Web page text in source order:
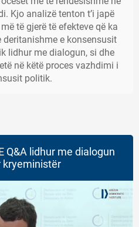
Kjo analizë tenton t’i japë
të gjerë të efekteve që ka
deritanishme e konsensusit
lidhur me dialogun, si dhe
në këtë proces vazhdimi i
politik.
Q&A lidhur me dialogun
kryeministër